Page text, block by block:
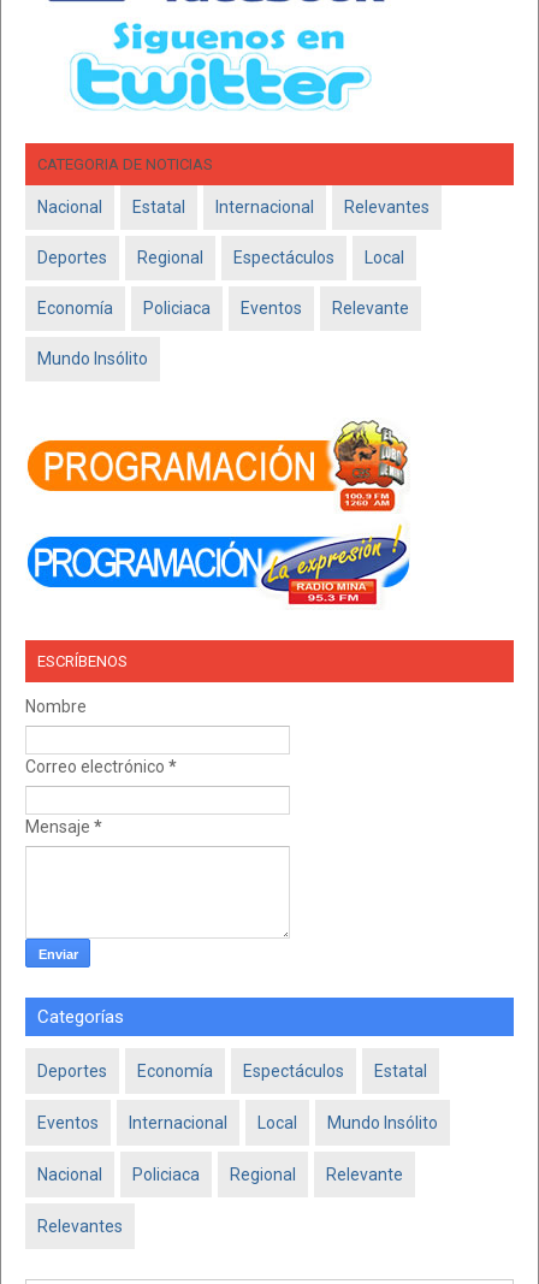
CATEGORIA DE NOTICIAS
Nacional Estatal Internacional Relevantes
Deportes Regional Espectáculos Local
Economía Policiaca Eventos Relevante
Mundo Insólito
ESCRÍBENOS
Nombre
Correo electrónico *
Mensaje *
Categorías
Deportes Economía Espectáculos Estatal
Eventos Internacional Local Mundo Insólito
Nacional Policiaca Regional Relevante
Relevantes